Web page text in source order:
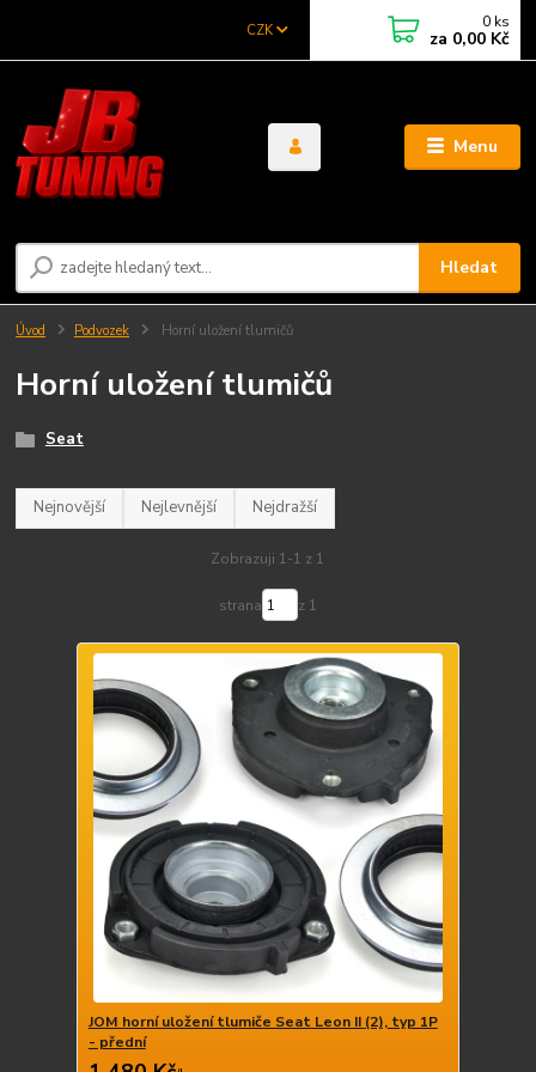
Menu
CZK
Hledat
0 ks
za 0,00 Kč
Úvod Podvozek Horní uložení tlumičů
Horní uložení tlumičů
Seat
Nejnovější Nejlevnější Nejdražší
Zobrazuji 1-1 z 1
strana z 1
JOM horní uložení tlumiče Seat Leon II (2), typ 1P
- přední